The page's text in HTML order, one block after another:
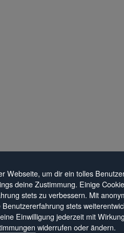
Webseite, um dir ein tolles
deine Zustimmung. Einige
stets zu verbessern. Mit
stets
Einwilligung jederzeit mit
widerrufen oder ändern.